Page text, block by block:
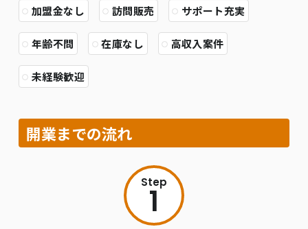
加盟金なし 訪問販売 サポート充実
年齢不問 在庫なし 高収入案件
未経験歓迎
開業までの流れ
Step
1